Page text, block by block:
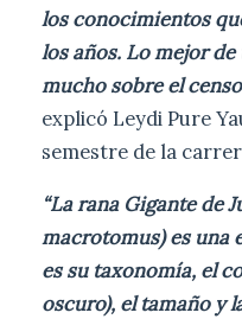
los conocimientos
los años. Lo mejor
mucho sobre el
explicó Leydi Pure
semestre de la
“La rana Gigante de
macrotomus) es una
es su taxonomía, el
oscuro), el tamaño y